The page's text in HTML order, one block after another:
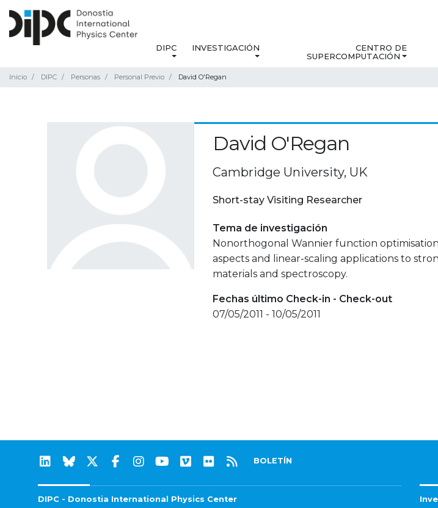
DIPC INVESTIGACIÓN
CENTRO DE
SUPERCOMPUTACIÓN
Inicio DIPC Personas Personal Previo David O'Regan
David O'Regan
Cambridge University, UK
Short-stay Visiting Researcher
Tema de investigación
Nonorthogonal Wannier function
aspects and linear-scaling applications to
materials and spectroscopy.
Fechas último Check-in - Check-out
07/05/2011 - 10/05/2011
BOLETÍN
DIPC - Donostia International Physics Center